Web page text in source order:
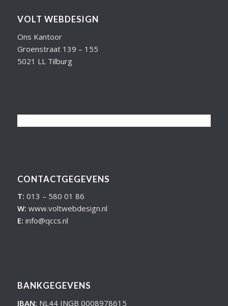
VOLT WEBDESIGN
Ons Kantoor
Groenstraat 139 – 155
5021 LL Tilburg
CONTACTGEGEVENS
T: 013 – 580 01 86
W: www.voltwebdesign.nl
E: info@qccs.nl
BANKGEGEVENS
IBAN: NL44 INGB 0008978615